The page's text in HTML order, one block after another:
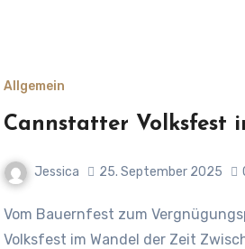
Allgemein
Cannstatter Volksfest
Jessica 25. September 2025
Vom Bauernfest zum Vergnügungspark – das Cannstatter
Volksfest im Wandel der Zeit